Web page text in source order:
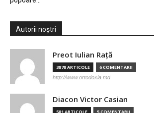
Autorii noștri
Preot Iulian Raţă
3878 ARTICOLE 6 COMENTARII
http://www.ortodoxia.md
Diacon Victor Casian